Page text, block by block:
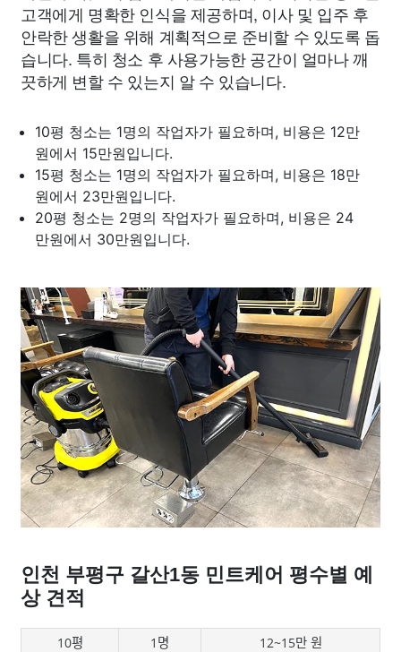
고객에게 명확한 인식을 제공하며, 이사 및 입주 후
안락한 생활을 위해 계획적으로 준비할 수 있도록 돕
습니다. 특히 청소 후 사용가능한 공간이 얼마나 깨
끗하게 변할 수 있는지 알 수 있습니다.
10평 청소는 1명의 작업자가 필요하며, 비용은 12만
원에서 15만원입니다.
15평 청소는 1명의 작업자가 필요하며, 비용은 18만
원에서 23만원입니다.
20평 청소는 2명의 작업자가 필요하며, 비용은 24
만원에서 30만원입니다.
인천 부평구 갈산1동 민트케어 평수별 예
상 견적
10평 1명
12~15만 원